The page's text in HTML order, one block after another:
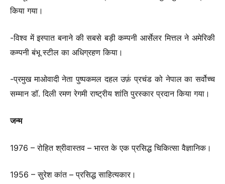
किया गया।
-विश्व में इस्पात बनाने की सबसे बड़ी कम्पनी आर्सेलर मित्तल ने अमेरिकी
कम्पनी बंभू स्टील का अधिग्रहण किया।
-प्रमुख माओवादी नेता पुष्पकमल दहल उर्फ़ प्रचंड को नेपाल का सर्वोच्च
सम्मान डॉ. दिली रमण रेगमी राष्ट्रीय शांति पुरस्कार प्रदान किया गया।
जन्म
1976 – रोहित श्रीवास्तव – भारत के एक प्रसिद्ध चिकित्सा वैज्ञानिक।
1956 – सुरेश कांत – प्रसिद्ध साहित्यकार।